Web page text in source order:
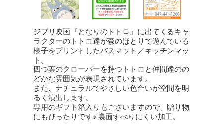
ジブリ映画『となりのトトロ』に出てくるキャ
ラクターのトトロ達が森のほとりで遊んでいる
様子をプリントしたバスマット／キッチンマッ
ト。
四つ葉のクローバーを持つトトロと仲間達のの
どかな雰囲気が表現されています。
また、ナチュラルでやさしい色合いが空間を明
るく演出します。
専用のギフト箱入りもございますので、贈り物
にもぴったりです♪ 裏面すべりにくい加工。